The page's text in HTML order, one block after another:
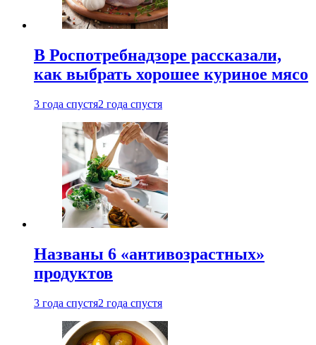
В Роспотребнадзоре рассказали,
как выбрать хорошее куриное мясо
3 года спустя2 года спустя
Названы 6 «антивозрастных»
продуктов
3 года спустя2 года спустя